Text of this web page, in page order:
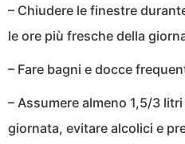
– Chiudere le finestre
le ore più fresche della
– Fare bagni e docce
– Assumere almeno 1,5/3
giornata, evitare alcolici e